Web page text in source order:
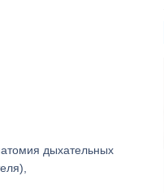
дыхательных